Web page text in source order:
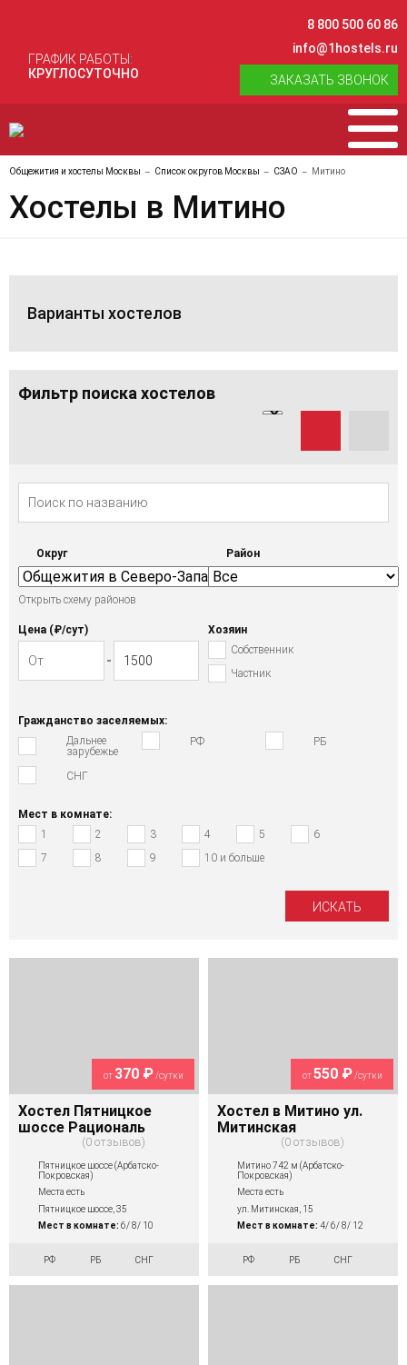
ГРАФИК РАБОТЫ:
КРУГЛОСУТОЧНО
8 800 500 60 86
info@1hostels.ru
ЗАКАЗАТЬ ЗВОНОК
Общежития и хостелы Москвы Список округов Москвы СЗАО Митино
Хостелы в Митино
Варианты хостелов
Фильтр поиска хостелов
Округ
Открыть схему районов
Район
Цена (₽/cут)
Хозяин
Собственник
Частник
Гражданство заселяемых:
Дальнее
зарубежье
РФ РБ
СНГ
Мест в комнате:
1
2 3 4 5
6
7
8 9 10 и больше
от 370 ₽/сутки
Хостел Пятницкое
шоссе Рациональ
0 отзывов
Пятницкое шоссе (Арбатско-
Покровская)
Места есть
Пятницкое шоссе, 35
Мест в комнате: 6/ 8/ 10
РФ РБ СНГ
от550 ₽/сутки
Хостел в Митино ул.
Митинская
0 отзывов
Митино 742 м (Арбатско-
Покровская)
Места есть
ул. Митинская, 15
Мест в комнате: 4/ 6/ 8/ 12
РФ РБ СНГ